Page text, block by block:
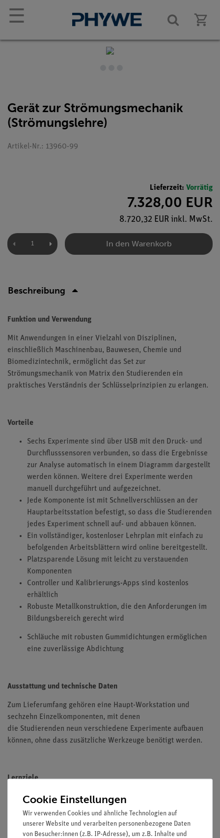
☰
Gerät zur Strömungsmechanik
(Strömungslehre)
Artikel-Nr.: 13960-99
Lieferzeit: Vorrätig
7.328,00 EUR
8.720,32 EUR inkl. MwSt.
In den Warenkorb
Beschreibung
Funktion und Verwendung
Mit Anwendungen in einer Vielzahl von Disziplinen,
einschließlich Maschinenbau, Bauwesen, Chemie und
Biomedizintechnik, ermöglicht das Set zur
Strömungsmechanik von Matrix den Studierenden ein
praktisches Verständnis der Schlüsselprinzipien zu erlangen.
Vorteile
Sechs Experimente sind über USB mit den Druck- und
Durchflusssensoren verbunden, so dass die Ergebnisse
zur Analyse automatisch in einem Diagramm dargestellt
werden können. Weitere drei Experimente werden
manuell durchgeführt und aufgezeichnet.
Jede Komponente ist mit Schnellverschlüssen an der
Hauptarbeitsstation befestigt, so dass die Studierenden
jedes Experiment schnell auf- und abbauen können.
Ein vollständiger, kostenloser Lehrplan mit einfach zu
befolgenden Arbeitsblättern wird online bereitgestellt.
Platzsparende Lösung mit leicht zu verstauenden
Komponenten
Controller und Kalibrierungs-Apps sind kostenlos
erhältlich
Robuste Metallkonstruktion, die den Anforderungen im
Bildungsbereich gerecht wird
Schläuche mit robusten Gummidichtungen ermöglichen
eine zuverlässige Abdichtung
Ausstattung und technische Daten
Zum Lieferumfang gehören eine Haupt-Workstation und
sechzehn Einzelkomponenten, mit denen
die Studierenden neun verschiedene Experimente aufbauen
können, ohne dass zusätzliche Werkzeuge benötigt werden.
Lernziele
Kalibrierung eines Rohrfedermanometers
Zentrum des Drucks auf einer teilweise und vollständig
eingetauchten Ebene
Cookie Einstellungen
Wir verwenden Cookies und ähnliche Technologien auf
unserer Website und verarbeiten personenbezogene Daten
von Besucher:innen (z.B. IP-Adresse), um z.B. Inhalte und